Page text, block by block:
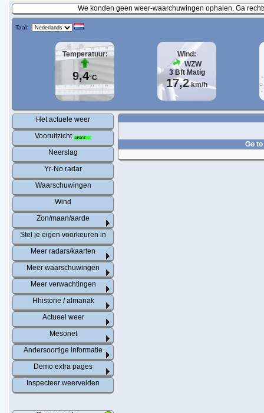
We konden geen weer-waarchuwingen ophalen. Ga
Taal:
Temperatuur:
9,4°C
Wind:
WZW
3Bft Matig
17,2km/h
Het actuele weer
Vooruitzicht
Neerslag
Yr-No radar
Waarschuwingen
Wind
Zon/maan/aarde
Stel je eigen voorkeuren in
Meer radars/kaarten
Meer waarschuwingen
Meer verwachtingen
Hhistorie / almanak
Actueel weer
Mesonet
Andersoortige informatie
Demo extra pages
Inspecteer weervelden
Go